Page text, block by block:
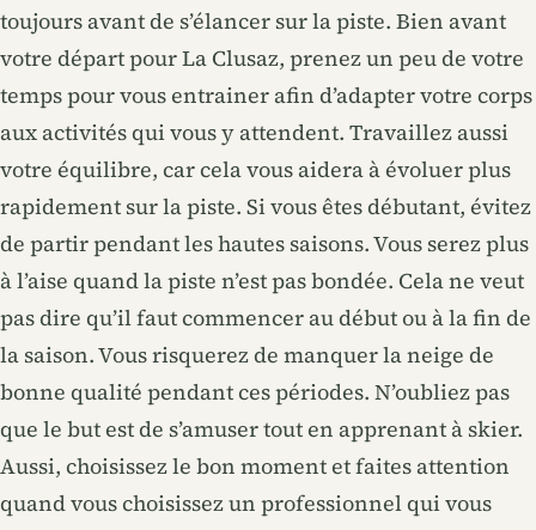
toujours avant de s’élancer sur la piste. Bien avant
votre départ pour La Clusaz, prenez un peu de votre
temps pour vous entrainer afin d’adapter votre corps
aux activités qui vous y attendent. Travaillez aussi
votre équilibre, car cela vous aidera à évoluer plus
rapidement sur la piste. Si vous êtes débutant, évitez
de partir pendant les hautes saisons. Vous serez plus
à l’aise quand la piste n’est pas bondée. Cela ne veut
pas dire qu’il faut commencer au début ou à la fin de
la saison. Vous risquerez de manquer la neige de
bonne qualité pendant ces périodes. N’oubliez pas
que le but est de s’amuser tout en apprenant à skier.
Aussi, choisissez le bon moment et faites attention
quand vous choisissez un professionnel qui vous